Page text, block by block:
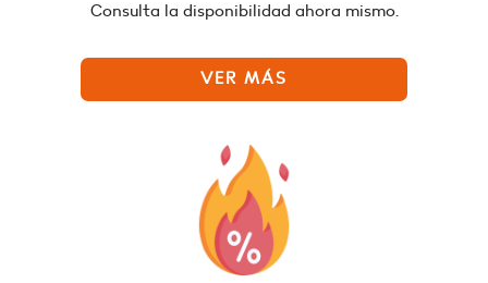
Consulta la disponibilidad ahora mismo.
VER MÁS